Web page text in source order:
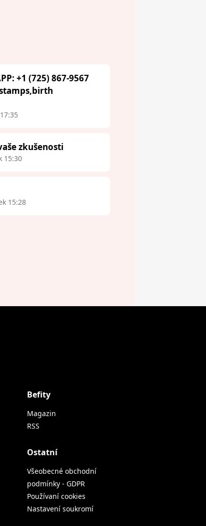
+1 (725) 867-9567
zkušenosti
15:30
15:28
Befity
Magazin
RSS
Ostatní
Všeobecné obchodní
podmínky - GDPR
Používaní cookies
Nastavení soukromí